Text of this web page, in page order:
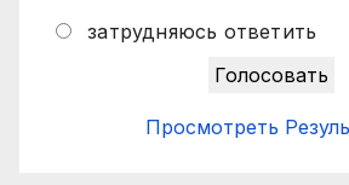
затрудняюсь ответить
Просмотреть